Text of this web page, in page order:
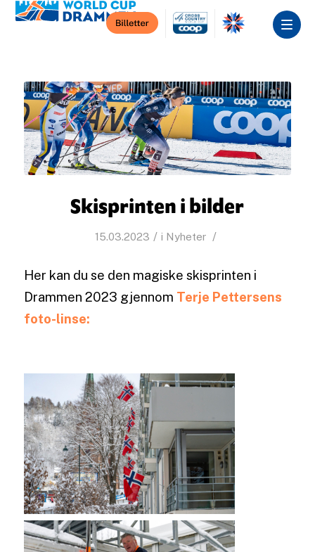
Skisprinten i bilder
15.03.2023 / i Nyheter /
Her kan du se den magiske skisprinten i
Drammen 2023 gjennom Terje Pettersens
foto-linse: